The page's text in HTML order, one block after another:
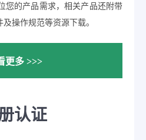
您的产品需求，相关产品还附带
操作规范等资源下载。
更多 >>>
认证